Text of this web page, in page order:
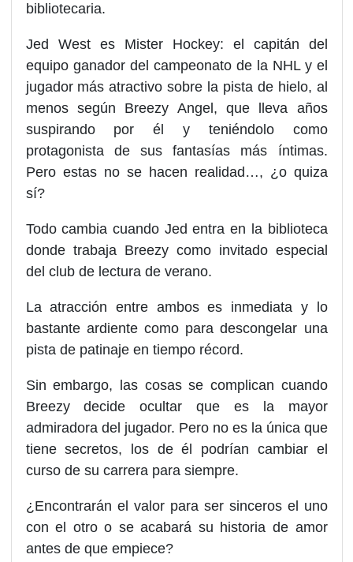
bibliotecaria.
Jed West es Mister Hockey: el capitán del
equipo ganador del campeonato de la NHL y el
jugador más atractivo sobre la pista de hielo, al
menos según Breezy Angel, que lleva años
suspirando por él y teniéndolo como
protagonista de sus fantasías más íntimas.
Pero estas no se hacen realidad…, ¿o quiza
sí?
Todo cambia cuando Jed entra en la biblioteca
donde trabaja Breezy como invitado especial
del club de lectura de verano.
La atracción entre ambos es inmediata y lo
bastante ardiente como para descongelar una
pista de patinaje en tiempo récord.
Sin embargo, las cosas se complican cuando
Breezy decide ocultar que es la mayor
admiradora del jugador. Pero no es la única que
tiene secretos, los de él podrían cambiar el
curso de su carrera para siempre.
¿Encontrarán el valor para ser sinceros el uno
con el otro o se acabará su historia de amor
antes de que empiece?